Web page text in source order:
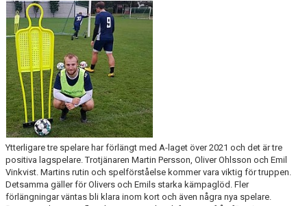
KFF HERR A INSTAGRAM
Ytterligare tre spelare har förlängt med A-laget över 2021 och det är tre
positiva lagspelare. Trotjänaren Martin Persson, Oliver Ohlsson och Emil
Vinkvist. Martins rutin och spelförståelse kommer vara viktig för truppen.
Detsamma gäller för Olivers och Emils starka kämpaglöd. Fler
förlängningar väntas bli klara inom kort och även några nya spelare.